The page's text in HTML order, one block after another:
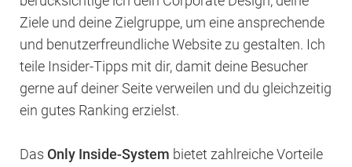
Ziele und deine Zielgruppe, um eine ansprechende
und benutzerfreundliche Website zu gestalten. Ich
teile Insider-Tipps mit dir, damit deine Besucher
gerne auf deiner Seite verweilen und du gleichzeitig
ein gutes Ranking erzielst.
Das Only Inside-System bietet zahlreiche Vorteile